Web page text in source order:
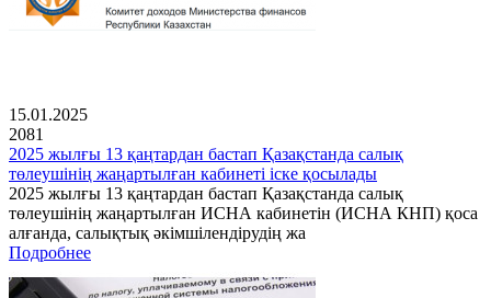
15.01.2025
2081
2025 жылғы 13 қаңтардан бастап Қазақстанда салық
төлеушінің жаңартылған кабинеті іске қосылады
2025 жылғы 13 қаңтардан бастап Қазақстанда салық
төлеушінің жаңартылған ИСНА кабинетін (ИСНА КНП) қоса
алғанда, салықтық әкімшілендірудің жа
Подробнее